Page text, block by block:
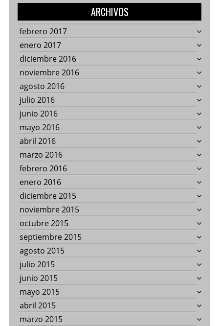
ARCHIVOS
febrero 2017
enero 2017
diciembre 2016
noviembre 2016
agosto 2016
julio 2016
junio 2016
mayo 2016
abril 2016
marzo 2016
febrero 2016
enero 2016
diciembre 2015
noviembre 2015
octubre 2015
septiembre 2015
agosto 2015
julio 2015
junio 2015
mayo 2015
abril 2015
marzo 2015